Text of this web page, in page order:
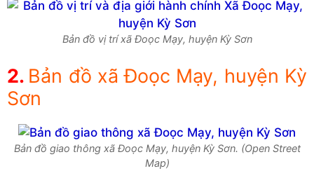
Bản đồ vị trí xã Đoọc Mạy, huyện Kỳ Sơn
Bản đồ xã Đoọc Mạy, huyện Kỳ
Sơn
Bản đồ giao thông xã Đoọc Mạy, huyện Kỳ Sơn. (Open Street
Map)